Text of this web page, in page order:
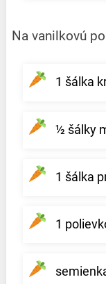
Na vanilkovú
1 šálka
½ šálky
1 šálka
1